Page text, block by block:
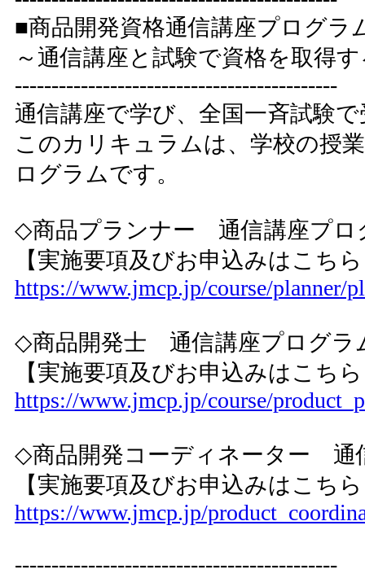
■商品開発資格通信講座プログラ
～通信講座と試験で資格を取得
--------------------------------------------
通信講座で学び、全国一斉試験
このカリキュラムは、学校の授
ログラムです。
◇商品プランナー 通信講座プロ
【実施要項及びお申込みはこち
https://www.jmcp.jp/course/planner/
◇商品開発士 通信講座プログラ
【実施要項及びお申込みはこち
https://www.jmcp.jp/course/
◇商品開発コーディネーター 通
【実施要項及びお申込みはこち
https://www.jmcp.jp/
--------------------------------------------